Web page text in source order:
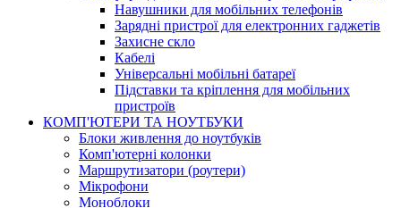
Навушники для мобільних телефонів
Зарядні пристрої для електронних гаджетів
Захисне скло
Кабелі
Універсальні мобільні батареї
Підставки та кріплення для мобільних
пристроїв
КОМП'ЮТЕРИ ТА НОУТБУКИ
Блоки живлення до ноутбуків
Комп'ютерні колонки
Маршрутизатори (роутери)
Мікрофони
Моноблоки